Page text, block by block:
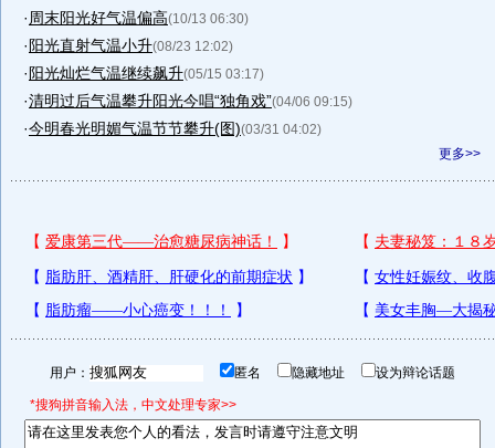
· 周末阳光好气温偏高(10/13 06:30)
·阳光直射气温小升(08/23 12:02)
·阳光灿烂气温继续飙升(05/15 03:17)
·清明过后气温攀升阳光今唱“独角戏”(04/06 09:15)
·今明春光明媚气温节节攀升(图)(03/31 04:02)
更多>>
用户： 匿名 隐藏地址 设为辩论话题
*搜狗拼音输入法，中文处理专家>>